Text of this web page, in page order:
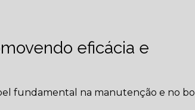
eficácia e
fundamental na manutenção e no